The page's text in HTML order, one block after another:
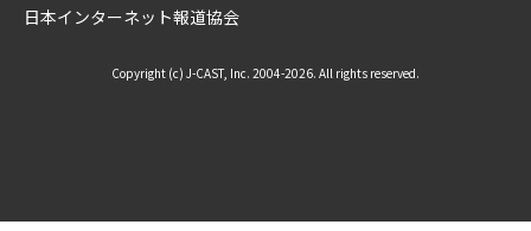
日本インターネット報道協会
Copyright (c) J-CAST, Inc. 2004-2026. All rights reserved.